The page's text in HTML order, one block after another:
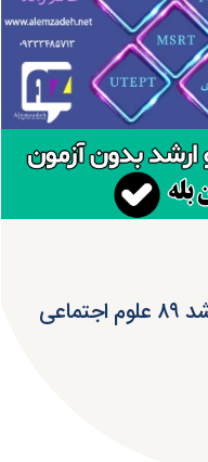
دانلود سوالات و کلید کنکور ارشد ۸۹ علوم اجتماعی